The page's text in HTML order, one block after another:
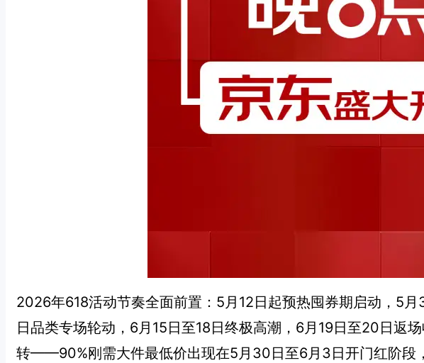
2026年618活动节奏全面前置：5月12日起预热囤券期启动，5
日品类专场轮动，6月15日至18日终极高潮，6月19日至20日返
转——90%刚需大件最低价出现在5月30日至6月3日开门红阶段